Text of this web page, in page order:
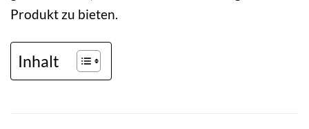
Produkt zu bieten.
Inhalt